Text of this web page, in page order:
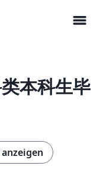
menu
本科生毕